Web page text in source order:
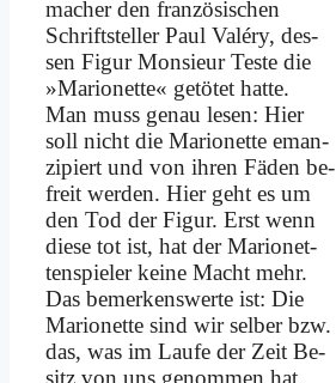
ma­cher den fran­zö­si­schen
Schrift­steller Paul Va­lé­ry, des­
sen Fi­gur Mon­sieur Te­ste die
»Ma­rio­net­te« ge­tö­tet hat­te.
Man muss ge­nau le­sen: Hier
soll nicht die Ma­rio­net­te eman­
zi­piert und von ih­ren Fä­den be­
freit wer­den. Hier geht es um
den Tod der Fi­gur. Erst wenn
die­se tot ist, hat der Ma­rio­net­
ten­spie­ler kei­ne Macht mehr.
Das be­mer­kens­wer­te ist: Die
Ma­rio­net­te sind wir sel­ber bzw.
das, was im Lau­fe der Zeit Be­